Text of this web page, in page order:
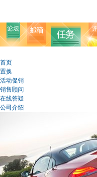
首页
置换
活动促销
销售顾问
在线答疑
公司介绍